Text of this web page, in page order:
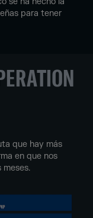
para tener
que hay más
en que nos
meses.